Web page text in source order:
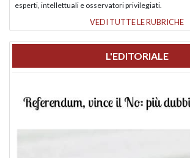
esperti, intellettuali e osservatori privilegiati.
VEDI TUTTE LE RUBRICHE
L'EDITORIALE